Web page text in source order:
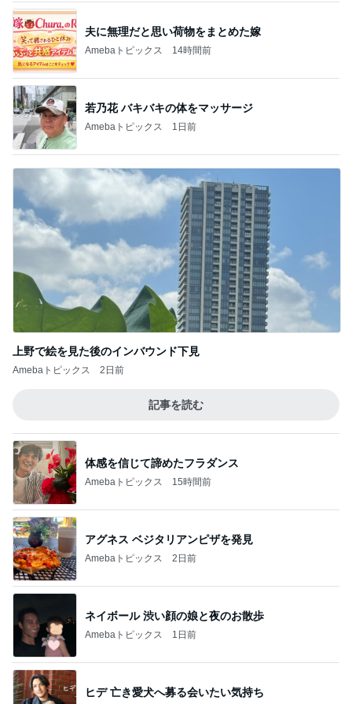
夫に無理だと思い荷物をまとめた嫁
Amebaトピックス 14時間前
若乃花 バキバキの体をマッサージ
Amebaトピックス 1日前
上野で絵を見た後のインバウンド下見
Amebaトピックス 2日前
記事を読む
体感を信じて諦めたフラダンス
Amebaトピックス 15時間前
アグネス ベジタリアンピザを発見
Amebaトピックス 2日前
ネイボール 渋い顔の娘と夜のお散歩
Amebaトピックス 1日前
ヒデ 亡き愛犬へ募る会いたい気持ち